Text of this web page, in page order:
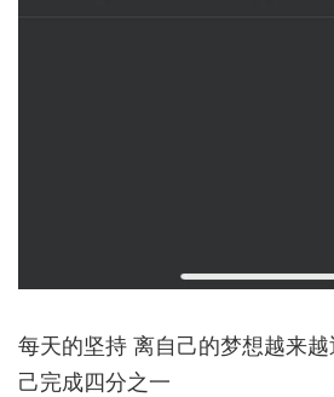
每天的坚持 离自己的梦想越来
己完成四分之一